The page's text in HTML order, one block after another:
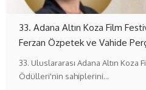
33. Adana Altın Koza Film
Ferzan Özpetek ve Vahide
33. Uluslararası Adana Altın Koza
Ödülleri'nin sahiplerini…